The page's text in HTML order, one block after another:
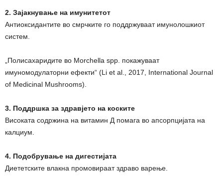
2. Зајакнување на имунитетот
Антиоксидантите во смрчките го поддржуваат имунолошкиот
систем.
„Полисахаридите во Morchella spp. покажуваат
имуномодулаторни ефекти“ (Li et al., 2017, International Journal
of Medicinal Mushrooms).
3. Поддршка за здравјето на коските
Високата содржина на витамин Д помага во апсорпцијата на
калциум.
4. Подобрување на дигестијата
Диететските влакна промовираат здраво варење.